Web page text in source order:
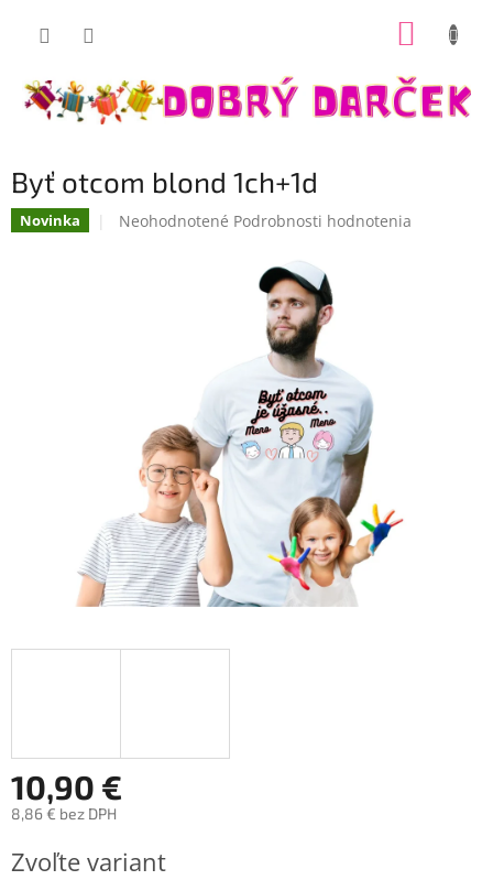
Byť otcom blond 1ch+1d
Novinka
Priemerné
Neohodnotené Podrobnosti hodnotenia
10,90 €
8,86 € bez DPH
cena:
Zvoľte variant
Dobrý darček